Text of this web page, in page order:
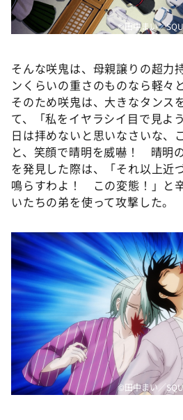
©田中まい／
そんな咲鬼は、母親譲りの超力
ンくらいの重さのものなら軽々
そのため咲鬼は、大きなタンス
て、「私をイヤラシイ目で見よ
日は拝めないと思いなさいな、
と、笑顔で晴明を威嚇！ 晴明
を発見した際は、「それ以上近
鳴らすわよ！ この変態！」と
いたちの弟を使って攻撃した。
©田中まい／